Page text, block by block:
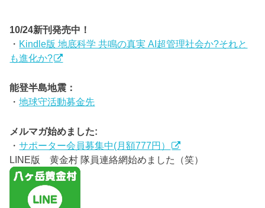
10/24新刊発売中！
・ Kindle版 地底科学 共鳴の真実 AI超管理社会か?それと
も進化か?
能登半島地震：
・地球守活動募金先
メルマガ始めました:
・サポーター会員募集中(月額777円）
LINE版 黄金村 隊員連絡網始めました（笑）